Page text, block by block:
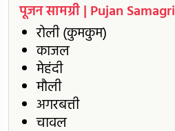
पूजन सामग्री | Pujan Samagri
रोली (कुमकुम)
काजल
मेहंदी
मौली
अगरबत्ती
चावल